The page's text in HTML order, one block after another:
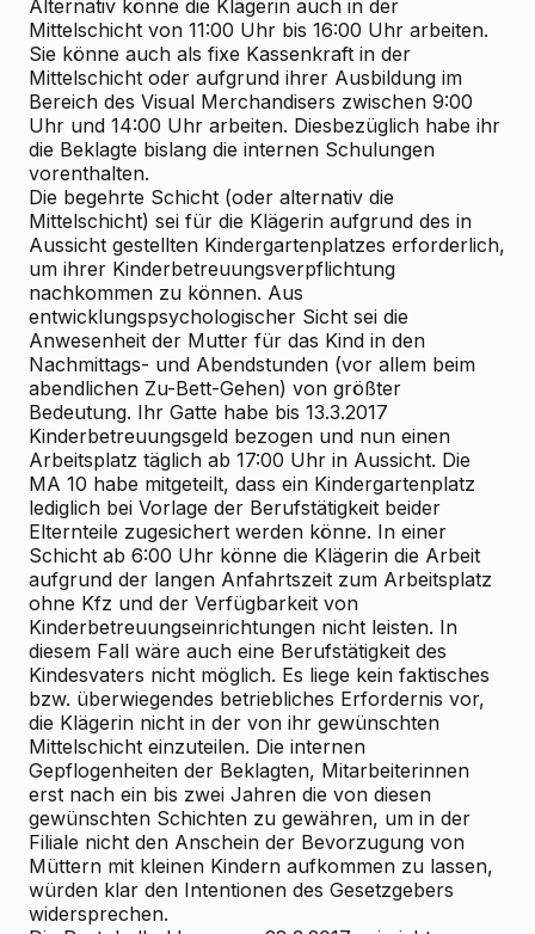
Alternativ könne die Klägerin auch in der
Mittelschicht von 11:00 Uhr bis 16:00 Uhr arbeiten.
Sie könne auch als fixe Kassenkraft in der
Mittelschicht oder aufgrund ihrer Ausbildung im
Bereich des Visual Merchandisers zwischen 9:00
Uhr und 14:00 Uhr arbeiten. Diesbezüglich habe ihr
die Beklagte bislang die internen Schulungen
vorenthalten.
Die begehrte Schicht (oder alternativ die
Mittelschicht) sei für die Klägerin aufgrund des in
Aussicht gestellten Kindergartenplatzes erforderlich,
um ihrer Kinderbetreuungsverpflichtung
nachkommen zu können. Aus
entwicklungspsychologischer Sicht sei die
Anwesenheit der Mutter für das Kind in den
Nachmittags- und Abendstunden (vor allem beim
abendlichen Zu-Bett-Gehen) von größter
Bedeutung. Ihr Gatte habe bis 13.3.2017
Kinderbetreuungsgeld bezogen und nun einen
Arbeitsplatz täglich ab 17:00 Uhr in Aussicht. Die
MA 10 habe mitgeteilt, dass ein Kindergartenplatz
lediglich bei Vorlage der Berufstätigkeit beider
Elternteile zugesichert werden könne. In einer
Schicht ab 6:00 Uhr könne die Klägerin die Arbeit
aufgrund der langen Anfahrtszeit zum Arbeitsplatz
ohne Kfz und der Verfügbarkeit von
Kinderbetreuungseinrichtungen nicht leisten. In
diesem Fall wäre auch eine Berufstätigkeit des
Kindesvaters nicht möglich. Es liege kein faktisches
bzw. überwiegendes betriebliches Erfordernis vor,
die Klägerin nicht in der von ihr gewünschten
Mittelschicht einzuteilen. Die internen
Gepflogenheiten der Beklagten, Mitarbeiterinnen
erst nach ein bis zwei Jahren die von diesen
gewünschten Schichten zu gewähren, um in der
Filiale nicht den Anschein der Bevorzugung von
Müttern mit kleinen Kindern aufkommen zu lassen,
würden klar den Intentionen des Gesetzgebers
widersprechen.